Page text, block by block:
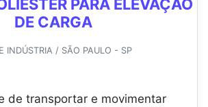
PARA ELEVAÇÃO
DE CARGA
INDÚSTRIA / SÃO PAULO - SP
de transportar e movimentar